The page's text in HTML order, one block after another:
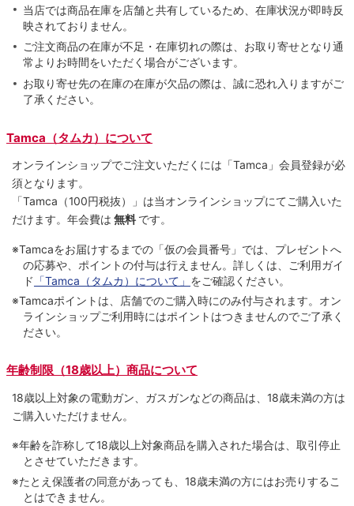
当店では商品在庫を店舗と共有しているため、在庫状況が即時反
映されておりません。
ご注文商品の在庫が不足・在庫切れの際は、お取り寄せとなり通
常よりお時間をいただく場合がございます。
お取り寄せ先の在庫の在庫が欠品の際は、誠に恐れ入りますがご
了承ください。
Tamca（タムカ）について
オンラインショップでご注⽂いただくには「Tamca」会員登録が必
須となります。
「Tamca （100円税抜）
」は当オンラインショップにてご購⼊いた
だけます。 年会費は 無料 です。
※Tamcaをお届けするまでの「仮の会員番号」では、プレゼントへ
の応募や、ポイントの付与は⾏えません。詳しくは、ご利⽤ガイ
ド 「Tamca（タムカ）について」 をご確認ください。
※Tamcaポイントは、店舗でのご購⼊時にのみ付与されます。オン
ラインショップご利用時にはポイントはつきませんのでご了承く
ださい。
年齢制限（18歳以上）商品について
18歳以上対象の電動ガン、ガスガンなどの商品は、18歳未満の方は
ご購入いただけません。
※年齢を詐称して18歳以上対象商品を購入された場合は、取引停止
とさせていただきます。
※たとえ保護者の同意があっても、18歳未満の方にはお売りするこ
とはできません。